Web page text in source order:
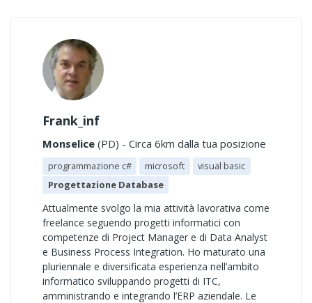
Frank_inf
Monselice (PD) - Circa 6km dalla tua posizione
programmazione c# microsoft
visual basic
Progettazione Database
Attualmente svolgo la mia attività lavorativa come
freelance seguendo progetti informatici con
competenze di Project Manager e di Data Analyst
e Business Process Integration. Ho maturato una
pluriennale e diversificata esperienza nell’ambito
informatico sviluppando progetti di ITC,
amministrando e integrando l’ERP aziendale. Le